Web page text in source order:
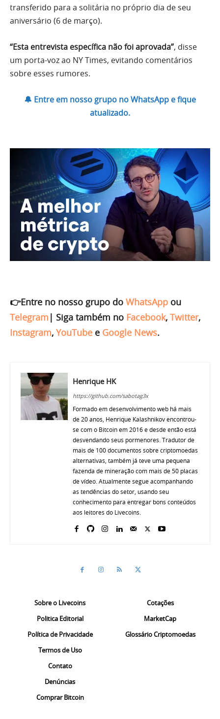
transferido para a solitária no próprio dia de seu
aniversário (6 de março).
“Esta entrevista específica não foi aprovada”, disse
um porta-voz ao NY Times, evitando comentários
sobre esses rumores.
🔔 Entre em nosso grupo no WhatsApp e fique
atualizado.
👉Entre no nosso grupo do WhatsApp ou
Telegram | Siga também no Facebook, Twitter,
Instagram, YouTube e Google News.
Henrique HK
https://github.com/sabotag3x
Formado em desenvolvimento web há mais
de 20 anos, Henrique Kalashnikov encontrou-
se com o Bitcoin em 2016 e desde então está
desvendando seus pormenores. Tradutor de
mais de 100 documentos sobre criptomoedas
alternativas, também já teve uma pequena
fazenda de mineração com mais de 50 placas
de vídeo. Atualmente segue acompanhando
as tendências do setor, usando seu
conhecimento para entregar bons conteúdos
aos leitores do Livecoins.
Sobre o Livecoins
Politica Editorial
Política de Privacidade
Termos de Uso
Contato
Denúncias
Comprar Bitcoin
Cotações
MarketCap
Glossário Criptomoedas